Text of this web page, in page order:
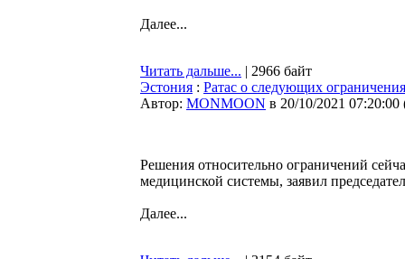
Далее...
Читать дальше... | 2966 байт
Эстония : Ратас о следующих
Автор: MONMOON в 20/10/2021 07:20:00
Решения относительно ограничений
медицинской системы, заявил
Далее...